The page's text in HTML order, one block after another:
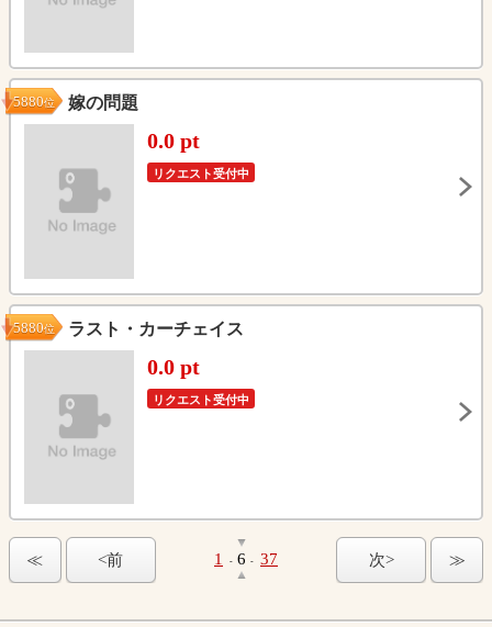
嫁の問題
5880位
0.0 pt
リクエスト受付中
ラスト・カーチェイス
5880位
0.0 pt
リクエスト受付中
≪ <前 1 - 6 - 37 次> ≫